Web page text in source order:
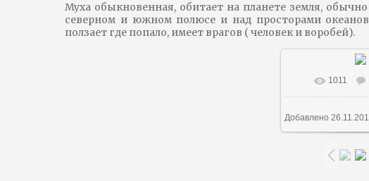
Муха обыкновенная, обитает на планете земля,
северном и южном полюсе и над просторами
ползает где попало, имеет врагов ( человек и воробей).
В реальном
1011
Добавлено